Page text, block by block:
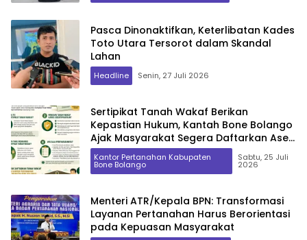
Pasca Dinonaktifkan, Keterlibatan Kades
Toto Utara Tersorot dalam Skandal
Lahan
Headline Senin, 27 Juli 2026
Sertipikat Tanah Wakaf Berikan
Kepastian Hukum, Kantah Bone Bolango
Ajak Masyarakat Segera Daftarkan Aset
Wakaf
Kantor Pertanahan Kabupaten
Bone Bolango
Sabtu, 25 Juli
2026
Menteri ATR/Kepala BPN: Transformasi
Layanan Pertanahan Harus Berorientasi
pada Kepuasan Masyarakat